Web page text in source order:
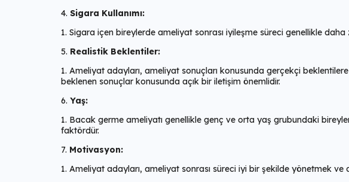
Sigara Kullanımı:
Sigara içen bireylerde ameliyat sonrası iyileşme süreci genellikle daha
Realistik Beklentiler:
Ameliyat adayları, ameliyat sonuçları konusunda gerçekçi
beklenen sonuçlar konusunda açık bir iletişim önemlidir.
Yaş:
Bacak germe ameliyatı genellikle genç ve orta yaş grubundaki
faktördür.
Motivasyon:
Ameliyat adayları, ameliyat sonrası süreci iyi bir şekilde yönetmek ve